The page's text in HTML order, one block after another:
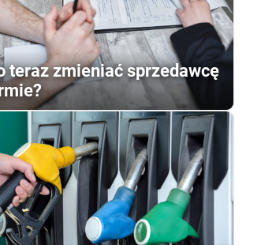
teraz zmieniać sprzedawcę